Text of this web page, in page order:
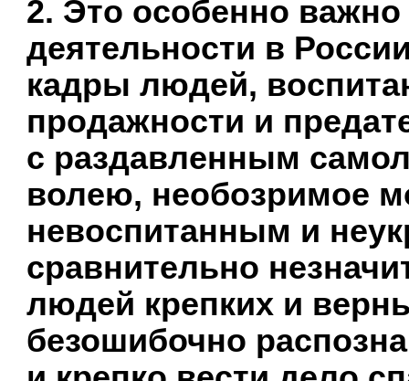
2. Это особенно
деятельности в
кадры людей,
продажности и
с раздавленным
волею, необозримое
невоспитанным и
сравнительно
людей крепких и
безошибочно